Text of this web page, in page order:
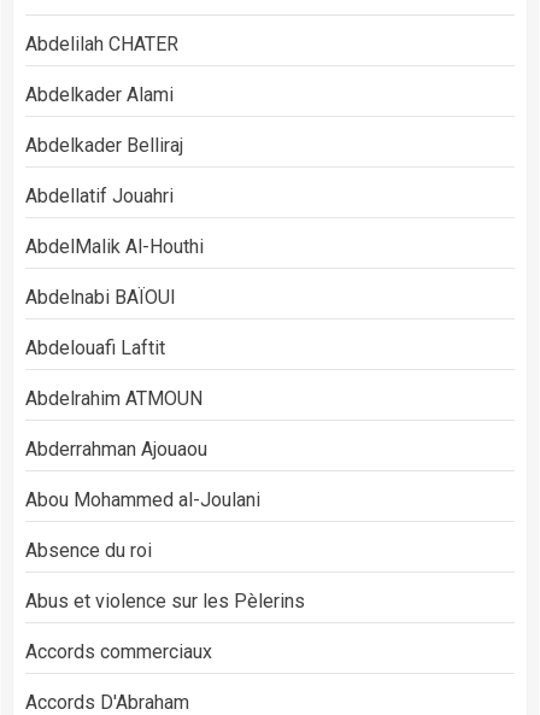
Abdelilah CHATER
Abdelkader Alami
Abdelkader Belliraj
Abdellatif Jouahri
AbdelMalik Al-Houthi
Abdelnabi BAÏOUI
Abdelouafi Laftit
Abdelrahim ATMOUN
Abderrahman Ajouaou
Abou Mohammed al-Joulani
Absence du roi
Abus et violence sur les Pèlerins
Accords commerciaux
Accords D'Abraham